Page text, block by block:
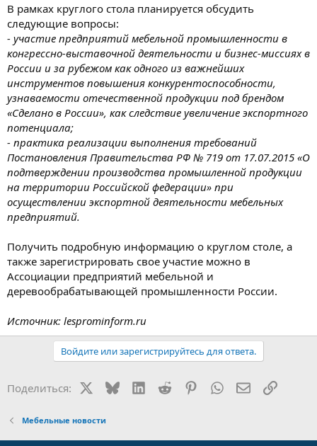
В рамках круглого стола планируется обсудить
следующие вопросы:
- участие предприятий мебельной промышленности в
конгрессно-выставочной деятельности и бизнес-миссиях в
России и за рубежом как одного из важнейших
инструментов повышения конкурентоспособности,
узнаваемости отечественной продукции под брендом
«Сделано в России», как следствие увеличение экспортного
потенциала;
- практика реализации выполнения требований
Постановления Правительства РФ № 719 от 17.07.2015 «О
подтверждении производства промышленной продукции
на территории Российской федерации» при
осуществлении экспортной деятельности мебельных
предприятий.
Получить подробную информацию о круглом столе, а
также зарегистрировать свое участие можно в
Ассоциации предприятий мебельной и
деревообрабатывающей промышленности России.
Источник: lesprominform.ru
Войдите или зарегистрируйтесь для ответа.
Поделиться: BlueskyLinkedIn
Reddit PinterestWhatsApp Ссылка
Мебельные новости